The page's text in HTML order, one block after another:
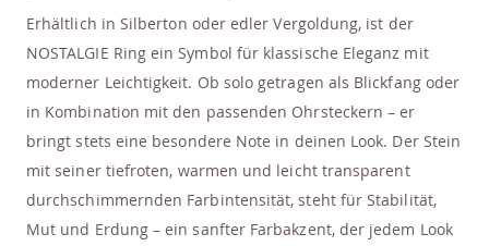
Erhältlich in Silberton oder edler Vergoldung, ist der
NOSTALGIE Ring ein Symbol für klassische Eleganz mit
moderner Leichtigkeit. Ob solo getragen als Blickfang oder
in Kombination mit den passenden Ohrsteckern – er
bringt stets eine besondere Note in deinen Look. Der Stein
mit seiner tiefroten, warmen und leicht transparent
durchschimmernden Farbintensität, steht für Stabilität,
Mut und Erdung – ein sanfter Farbakzent, der jedem Look